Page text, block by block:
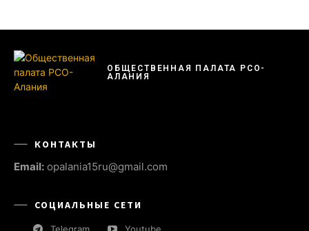
ОБЩЕСТВЕННАЯ ПАЛАТА РСО-
АЛАНИЯ
КОНТАКТЫ
Email: opalania15ru@gmail.com
СОЦИАЛЬНЫЕ СЕТИ
Telegram Youtube